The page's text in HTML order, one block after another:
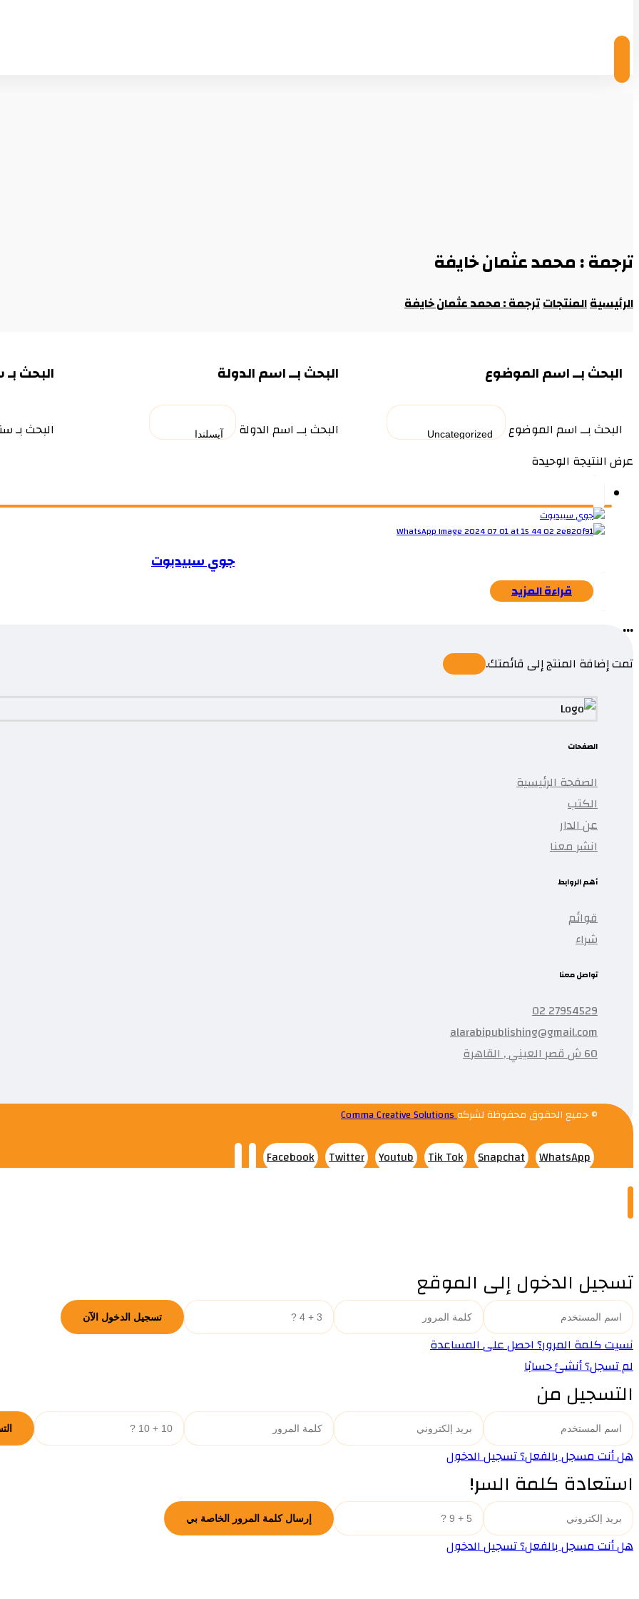
ترجمة : محمد عثمان خايفة
الرئيسيةالمنتجاتترجمة : محمد عثمان خايفة
البحث بــ اسم الموضوع
البحث بــ اسم الموضوع
البحث بــ اسم الدولة
البحث بــ اسم الدولة
البحث
البحث بـ
عرض النتيجة الوحيدة
جوي سبيدبوت
قراءة المزيد
...
تمت إضافة المنتج إلى قائمتك.
الصفحات
الصفحة الرئيسية
الكتب
عن الدار
انشر معنا
أهم الروابط
قوائم
شراء
تواصل معنا
27954529 02
alarabipublishing@gmail.com
60 ش قصر العيني , القاهرة
© جميع الحقوق محفوظة لشركهComma Creative Solutions
Facebook Twitter Youtub Tik Tok Snapchat WhatsApp
تسجيل الدخول إلى الموقع
نسيت كلمة المرور؟ احصل على المساعدة
لم تسجل؟ أنشئ حسابًا
التسجيل من
هل أنت مسجل بالفعل؟ تسجيل الدخول
استعادة كلمة السر!
هل أنت مسجل بالفعل؟ تسجيل الدخول